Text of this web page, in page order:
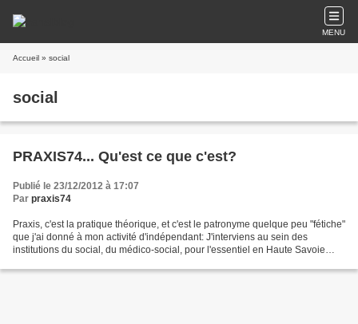
MENU
Accueil » social
social
PRAXIS74... Qu'est ce que c'est?
Publié le 23/12/2012 à 17:07
Par praxis74
Praxis, c'est la pratique théorique, et c'est le patronyme quelque peu "fétiche"
que j'ai donné à mon activité d'indépendant: J'interviens au sein des
institutions du social, du médico-social, pour l'essentiel en Haute Savoie